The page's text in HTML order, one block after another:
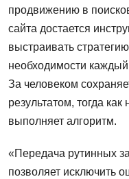
продвижению в
сайта достается
выстраивать
необходимости
За человеком
результатом, тогда
выполняет алгоритм.
«Передача рутинных
позволяет исключить